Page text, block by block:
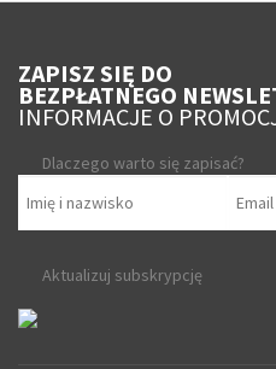
ZAPISZ SIĘ DO
BEZPŁATNEGO
INFORMACJE O
Dlaczego warto się zapisać?
Aktualizuj subskrypcję